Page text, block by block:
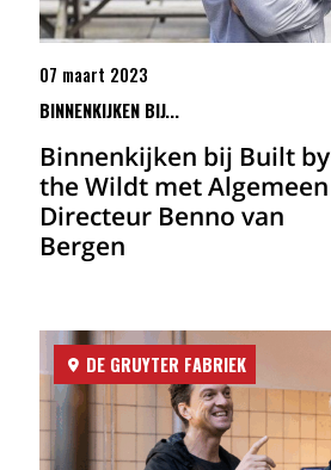
07 maart 2023
BINNENKIJKEN BIJ...
Binnenkijken bij Built by
the Wildt met Algemeen
Directeur Benno van
Bergen
DE GRUYTER FABRIEK